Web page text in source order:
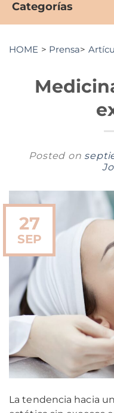
Categorías
HOME > Prensa>
Posted on
27
SEP
La tendencia hacia